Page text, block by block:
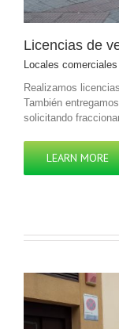
Licencias de
Locales comerciales
Realizamos
También
solicitando
LEARN MORE